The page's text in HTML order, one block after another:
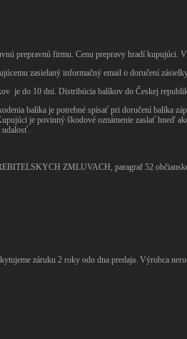
prepravnú firmu. Cenu prepravy hradí kupujúci.
zasielaný informačný email o doručení
je do 10 dni. Distribúcia balíkov do Českej
balíka je potrebné spísať pri doručení balíka
je povinný škodové oznámenie zaslať hneď
udalosť.
ZMLUVACH, paragraf 52
záruku 2 roky odo dna predaja. Výrobca